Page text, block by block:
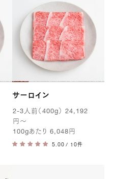
サーロイン
2-3人前（400g ） 24,192
円 〜
100g あたり6,048 円
/ 10件